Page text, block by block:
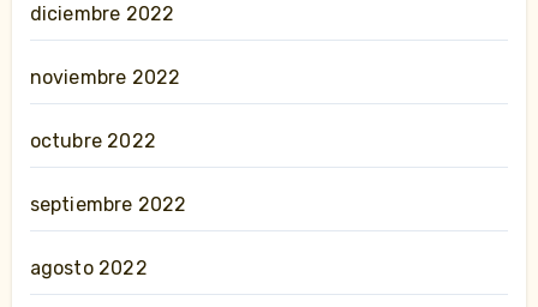
diciembre 2022
noviembre 2022
octubre 2022
septiembre 2022
agosto 2022